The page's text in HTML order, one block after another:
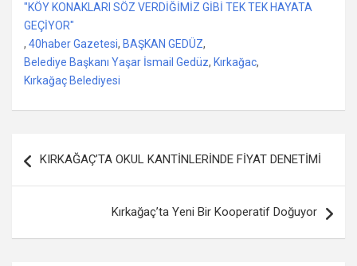
"KÖY KONAKLARI SÖZ VERDİĞİMİZ GİBİ TEK TEK HAYATA
GEÇİYOR"
, 40haber Gazetesi, BAŞKAN GEDÜZ,
Belediye Başkanı Yaşar İsmail Gedüz, Kırkağac,
Kırkağaç Belediyesi
dolaşımı
KIRKAĞAÇ’TA OKUL KANTİNLERİNDE FİYAT DENETİMİ
Kırkağaç’ta Yeni Bir Kooperatif Doğuyor